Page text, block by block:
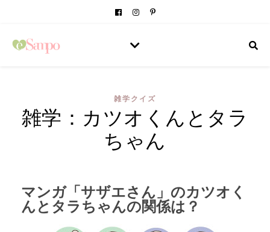
雑学クイズ
雑学：カツオくんとタラ
ちゃん
マンガ「サザエさん」のカツオく
んとタラちゃんの関係は？